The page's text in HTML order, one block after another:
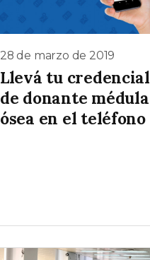
28 de marzo de 2019
Llevá tu credencial
de donante médula
ósea en el teléfono